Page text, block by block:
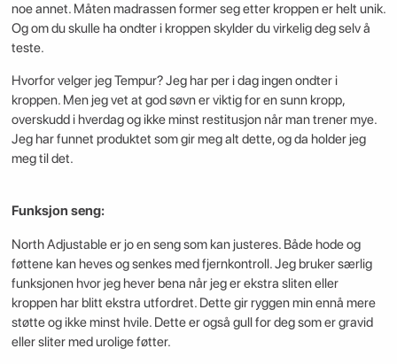
noe annet. Måten madrassen former seg etter kroppen er helt unik.
Og om du skulle ha ondter i kroppen skylder du virkelig deg selv å
teste.
Hvorfor velger jeg Tempur? Jeg har per i dag ingen ondter i
kroppen. Men jeg vet at god søvn er viktig for en sunn kropp,
overskudd i hverdag og ikke minst restitusjon når man trener mye.
Jeg har funnet produktet som gir meg alt dette, og da holder jeg
meg til det.
Funksjon seng:
North Adjustable er jo en seng som kan justeres. Både hode og
føttene kan heves og senkes med fjernkontroll. Jeg bruker særlig
funksjonen hvor jeg hever bena når jeg er ekstra sliten eller
kroppen har blitt ekstra utfordret. Dette gir ryggen min ennå mere
støtte og ikke minst hvile. Dette er også gull for deg som er gravid
eller sliter med urolige føtter.